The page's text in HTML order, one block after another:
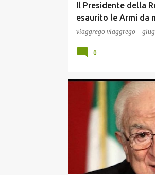
Il Presidente della
esaurito le Armi da
puo' essere cosi
viaggrego viaggrego -
0
POLITICA